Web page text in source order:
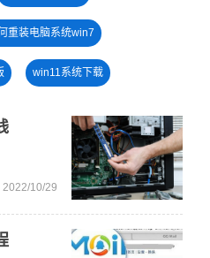
重装电脑系统win7
win11系统下载
免费升级win10
2022/10/29